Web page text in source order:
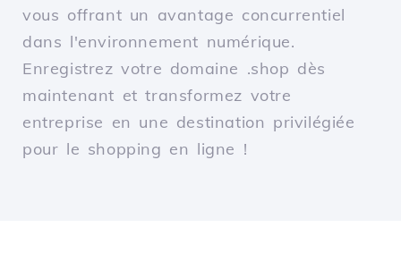
vous offrant un avantage concurrentiel
dans l'environnement numérique.
Enregistrez votre domaine .shop dès
maintenant et transformez votre
entreprise en une destination privilégiée
pour le shopping en ligne !